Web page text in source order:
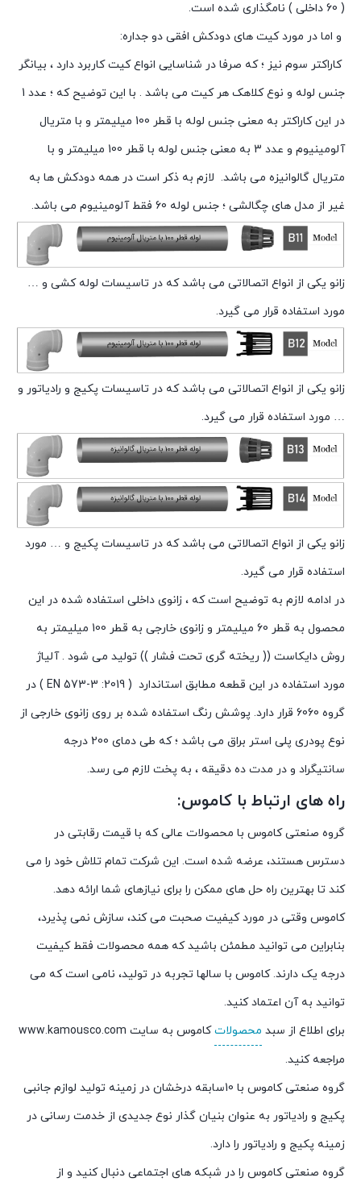
( 60 داخلی ) نامگذاری شده است.
و اما در مورد کیت های دودکش افقی دو جداره:
کاراکتر سوم نیز ؛ که صرفا در شناسایی انواع کیت کاربرد دارد ، بیانگر
جنس لوله و نوع کلاهک هر کیت می باشد . با این توضیح که ؛ عدد 1
در این کاراکتر به معنی جنس لوله با قطر 100 میلیمتر و با متریال
آلومینیوم و عدد 3 به معنی جنس لوله با قطر 100 میلیمتر و با
متریال گالوانیزه می باشد. لازم به ذکر است در همه دودکش ها به
غیر از مدل های چگالشی ؛ جنس لوله 60 فقط آلومینیوم می باشد.
زانو یکی از انواع اتصالاتی می باشد که در تاسیسات لوله کشی و …
مورد استفاده قرار می گیرد.
زانو یکی از انواع اتصالاتی می باشد که در تاسیسات پکیج و رادیاتور و
… مورد استفاده قرار می گیرد.
زانو یکی از انواع اتصالاتی می باشد که در تاسیسات پکیج و … مورد
استفاده قرار می گیرد.
در ادامه لازم به توضیح است که ، زانوی داخلی استفاده شده در این
محصول به قطر میلیمتر و زانوی خارجی به قطر میلیمتر به
روش دایکاست (( ریخته گری تحت فشار )) تولید می شود .آلیاژ
مورد استفاده در این قطعه مطابق استاندارد ( EN 573-3 :
2019 )
در
گروه
قرار دارد. پوشش رنگ استفاده شده بر روی زانوی خارجی از
نوع پودری پلی استر براق می باشد ؛که طی دمای
درجه
سانتیگراد و در مدت ده دقیقه ، به پخت لازم می رسد.
راه های ارتباط با کاموس:
گروه صنعتی کاموس با محصولات عالی که با قیمت رقابتی در
دسترس هستند، عرضه شده است. این شرکت تمام تلاش خود را می
کند تا بهترین راه حل های ممکن را برای نیازهای شما ارائه دهد.
کاموس وقتی در مورد کیفیت صحبت می کند، سازش نمی پذیرد،
بنابراین می توانید مطمئن باشید که همه محصولات فقط کیفیت
درجه یک دارند. کاموس با سالها تجربه در تولید، نامی است که می
توانید به آن اعتماد کنید.
برای اطلاع از سبد محصولات
کاموس به سایت www.kamousco.com
مراجعه کنید.
گروه صنعتی کاموس با 10سابقه درخشان در زمینه تولید لوازم جانبی
پکیج و رادیاتور به عنوان بنیان گذار نوع جدیدی از خدمت رسانی در
زمینه پکیج و رادیاتور را دارد.
گروه صنعتی کاموس را در شبکه های اجتماعی دنبال کنید و از